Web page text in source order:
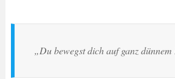
„Du bewegst dich auf ganz